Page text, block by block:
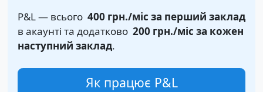
P&L — всього 400 грн./міс за перший заклад
в акаунті та додатково 200 грн./міс за кожен
наступний заклад.
Як працює P&L